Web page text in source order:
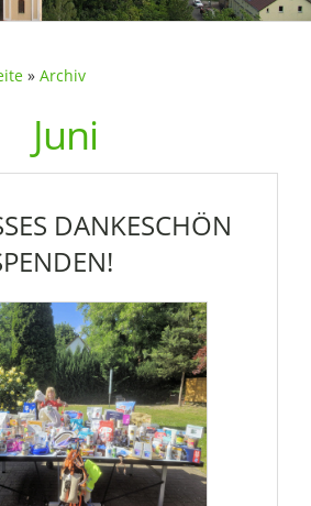
» Archiv
Juni
DANKESCHÖN F